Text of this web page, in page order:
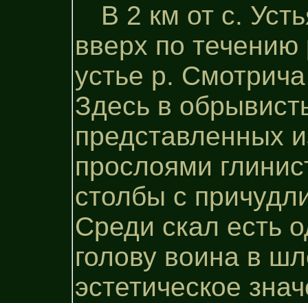
В 2 км от с.
вверх по течению
устье р.
Здесь в
представленных
прослоями
столбы с
Среди скал есть
голову воина в
эстетическое